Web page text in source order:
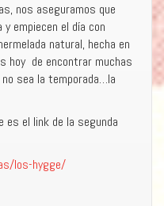
nos aseguramos que
empiecen el día con
natural, hecha en
hoy de encontrar muchas
sea la temporada…la
es el link de la segunda
los-hygge/